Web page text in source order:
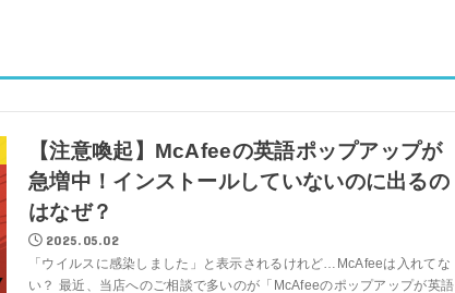
【注意喚起】McAfeeの英語ポップアップが
急増中！インストールしていないのに出るの
はなぜ？
2025.05.02
「ウイルスに感染しました」と表示されるけれど…McAfeeは入れてな
い？ 最近、当店へのご相談で多いのが「McAfeeのポップアップが英語